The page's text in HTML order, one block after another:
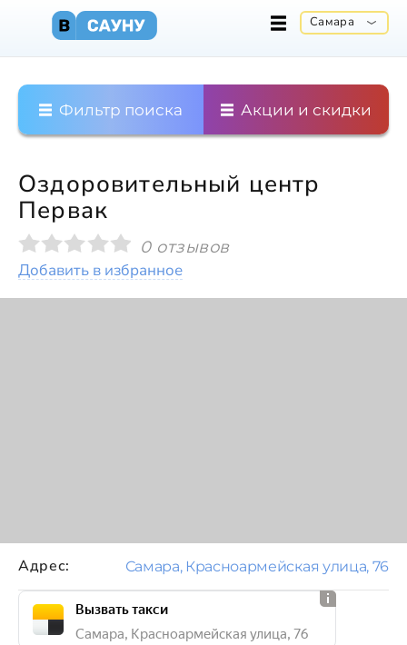
Самара
Фильтр поиска Акции и скидки
Оздоровительный центр
Первак
0 отзывов
Добавить в избранное
Адрес: Самара, Красноармейская улица, 76
Вызвать такси
Самара, Красноармейская улица, 76